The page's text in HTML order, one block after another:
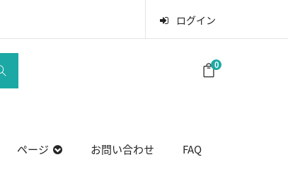
ログイン
0
ページ お問い合わせ FAQ